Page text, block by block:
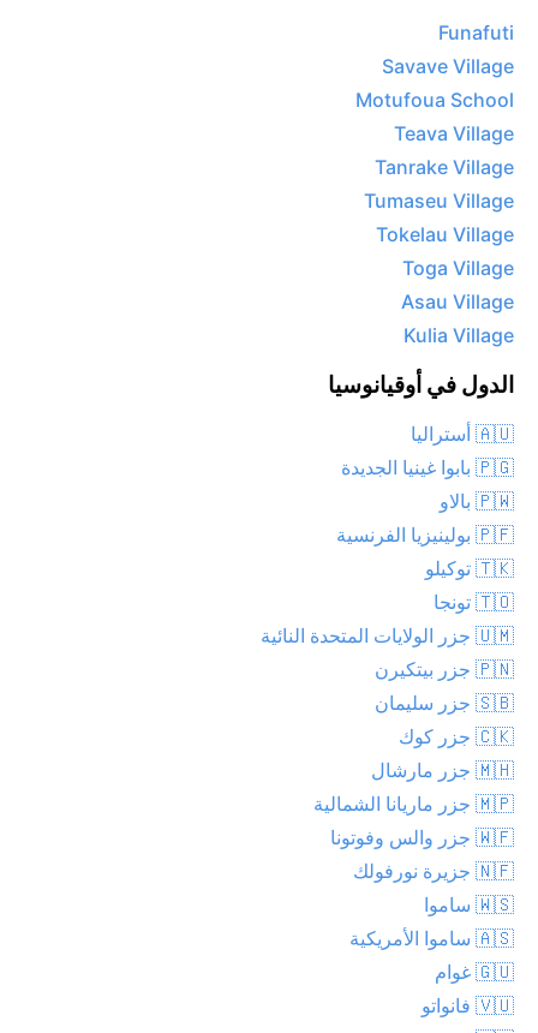
Funafuti
Savave Village
Motufoua School
Teava Village
Tanrake Village
Tumaseu Village
Tokelau Village
Toga Village
Asau Village
Kulia Village
الدول في أوقيانوسيا
🇦🇺 أستراليا
🇵🇬 بابوا غينيا الجديدة
🇵🇼 بالاو
🇵🇫 بولينيزيا الفرنسية
🇹🇰 توكيلو
🇹🇴 تونجا
🇺🇲 جزر الولايات المتحدة النائية
🇵🇳 جزر بيتكيرن
🇸🇧 جزر سليمان
🇨🇰 جزر كوك
🇲🇭 جزر مارشال
🇲🇵 جزر ماريانا الشمالية
🇼🇫 جزر والس وفوتونا
🇳🇫 جزيرة نورفولك
🇼🇸 ساموا
🇦🇸 ساموا الأمريكية
🇬🇺 غوام
🇻🇺 فانواتو